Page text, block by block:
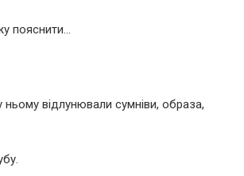
пояснити…
ньому відлунювали сумніви, образа,